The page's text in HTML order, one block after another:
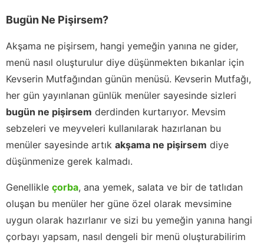
Bugün Ne Pişirsem?
Akşama ne pişirsem, hangi yemeğin yanına ne gider,
menü nasıl oluşturulur diye düşünmekten bıkanlar için
Kevserin Mutfağından günün menüsü. Kevserin Mutfağı,
her gün yayınlanan günlük menüler sayesinde sizleri
bugün ne pişirsem derdinden kurtarıyor. Mevsim
sebzeleri ve meyveleri kullanılarak hazırlanan bu
menüler sayesinde artık akşama ne pişirsem diye
düşünmenize gerek kalmadı.
Genellikle çorba, ana yemek, salata ve bir de tatlıdan
oluşan bu menüler her güne özel olarak mevsimine
uygun olarak hazırlanır ve sizi bu yemeğin yanına hangi
çorbayı yapsam, nasıl dengeli bir menü oluşturabilirim